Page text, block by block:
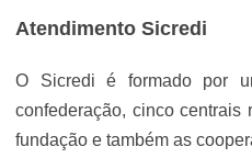
Atendimento Sicredi
O Sicredi é formado por
confederação, cinco centrais
fundação e também as